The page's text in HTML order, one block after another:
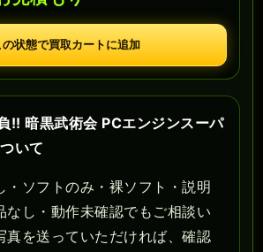
の状態で買取カートに追加
!! 暗黒武術会 PCエンジンスーパ
いて
・ソフトのみ・裸ソフト・説明
なし・動作未確認でもご相談い
真を送っていただければ、確認